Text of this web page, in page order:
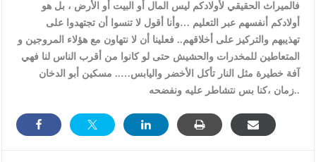
فالميراث الحقيقي لأولادكم ليس المال أو البيت أو الأرض ، بل هو
أولادكم أنفسهم عبر التعليم …وأنا أقول لا تنسوا أن تجتهدوا على
تهذيبهم والتركيز على أخلاقهم.. فعلينا أن لا نتهاون مع هؤلاء المروجين و
المتعاطين للمخدرات والحشيش حتى لو كانوا من أقرب الناس لنا فهي
آفة خطيرة مثل النار تأكل الأخضر واليابس….. مسكين أبو الدخان
زمان ،كنا بس نتشاطر عليه ونفضحه..